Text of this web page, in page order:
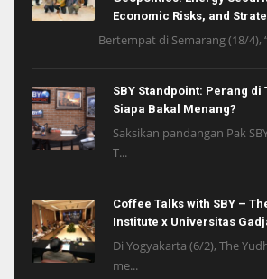
Economic Risks, and
Bertempat di Semarang (18/4),
SBY Standpoint: Perang di
Siapa Bakal Menang?
Saksikan pandangan Pak
T...
Coffee Talks with SBY –
Institute x Universitas
Di Yogyakarta (6/2), The
me...